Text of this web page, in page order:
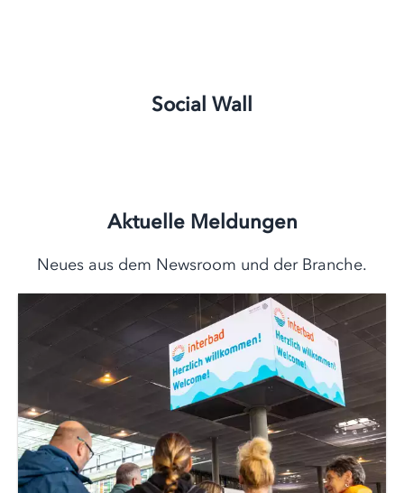
Social Wall
Aktuelle Meldungen
Neues aus dem Newsroom und der Branche.